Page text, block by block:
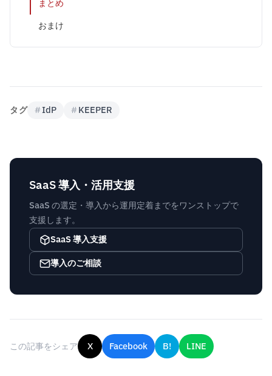
まとめ
おまけ
タグ #IdP #KEEPER
SaaS 導入・活用支援
SaaS の選定・導入から運用定着までをワンストップで
支援します。
SaaS 導入支援
導入のご相談
この記事をシェア X Facebook B! LINE